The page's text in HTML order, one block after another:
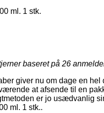
ml. 1 stk.
baseret på 26
giver nu om dage en
at afsende til en
er jo usædvanlig
ml. 1 stk..